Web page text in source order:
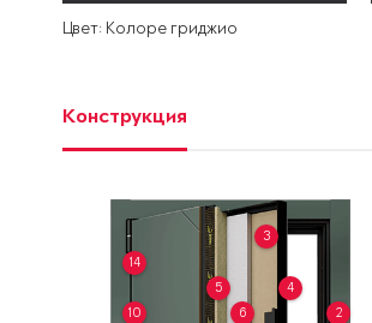
Цвет: Колоре гриджио
Конструкция
2
3
4
5
6
10
14